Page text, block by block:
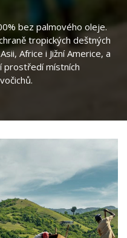
bez palmového oleje.
tropických deštných
Africe i Jižní Americe, a
prostředí místních